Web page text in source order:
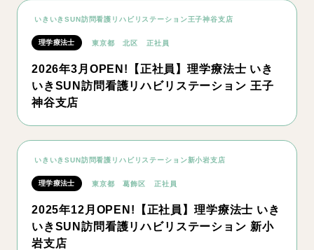
いきいきSUN訪問看護リハビリステーション王子神谷支店
理学療法士 東京都 北区 正社員
2026年3月OPEN!【正社員】理学療法士 いき
いきSUN訪問看護リハビリステーション 王子
神谷支店
いきいきSUN訪問看護リハビリステーション新小岩支店
理学療法士 東京都 葛飾区 正社員
2025年12月OPEN!【正社員】理学療法士 いき
いきSUN訪問看護リハビリステーション 新小
岩支店